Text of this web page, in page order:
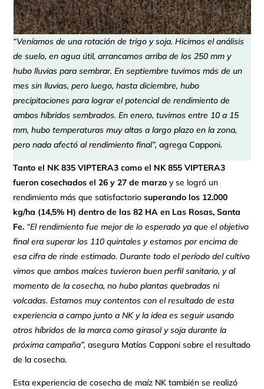
“Veníamos de una rotación de trigo y soja. Hicimos el análisis
de suelo, en agua útil, arrancamos arriba de los 250 mm y
hubo lluvias para sembrar. En septiembre tuvimos más de un
mes sin lluvias, pero luego, hasta diciembre, hubo
precipitaciones para lograr el potencial de rendimiento de
ambos híbridos sembrados. En enero, tuvimos entre 10 a 15
mm, hubo temperaturas muy altas a largo plazo en la zona,
pero nada afectó al rendimiento final”, agrega Capponi.
Tanto el NK 835 VIPTERA3 como el NK 855 VIPTERA3
fueron cosechados el 26 y 27 de marzo y se logró un
rendimiento más que satisfactoriosuperando los 12.000
kg/ha (14,5% H) dentro de las 82 HA en Las Rosas, Santa
Fe. “El rendimiento fue mejor de lo esperado ya que el objetivo
final era superar los 110 quintales y estamos por encima de
esa cifra de rinde estimado. Durante todo el período del cultivo
vimos que ambos maíces tuvieron buen perfil sanitario, y al
momento de la cosecha, no hubo plantas quebradas ni
volcadas. Estamos muy contentos con el resultado de esta
experiencia a campo junto a NK y la idea es seguir usando
otros híbridos de la marca como girasol y soja durante la
próxima campaña”,asegura Matías Capponi sobre el resultado
de la cosecha.
Esta experiencia de cosecha de maíz NK también se realizó